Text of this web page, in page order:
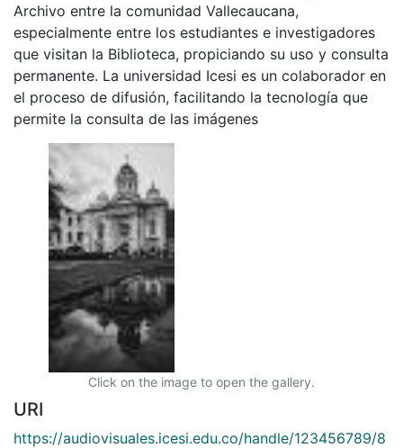
Archivo entre la comunidad Vallecaucana,
especialmente entre los estudiantes e investigadores
que visitan la Biblioteca, propiciando su uso y consulta
permanente. La universidad Icesi es un colaborador en
el proceso de difusión, facilitando la tecnología que
permite la consulta de las imágenes
Click on the image to open the gallery.
URI
https://audiovisuales.icesi.edu.co/handle/123456789/8